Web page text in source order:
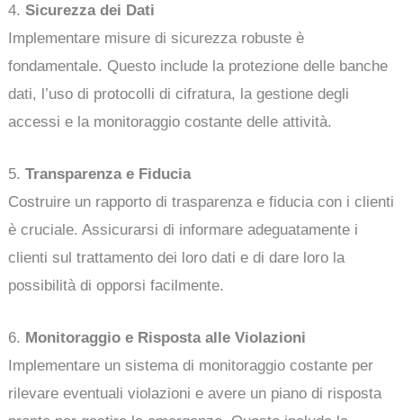
4.Sicurezza dei Dati
Implementare misure di sicurezza robuste è
fondamentale. Questo include la protezione delle banche
dati, l’uso di protocolli di cifratura, la gestione degli
accessi e la monitoraggio costante delle attività.
5.Transparenza e Fiducia
Costruire un rapporto di trasparenza e fiducia con i clienti
è cruciale. Assicurarsi di informare adeguatamente i
clienti sul trattamento dei loro dati e di dare loro la
possibilità di opporsi facilmente.
6. Monitoraggio e Risposta alle Violazioni
Implementare un sistema di monitoraggio costante per
rilevare eventuali violazioni e avere un piano di risposta